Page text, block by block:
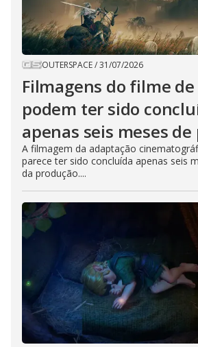
OUTERSPACE/31/07/2026
Filmagens do filme
podem ter sido
apenas seis meses
A filmagem da adaptação
parece ter sido concluída apenas seis
da produção....